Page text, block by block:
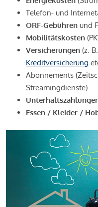
Telefon- und
ORF-Gebühren und
Mobilitätskosten
Versicherungen (z.
Kreditversicherung
Abonnements
Streamingdienste)
Essen / Kleider /